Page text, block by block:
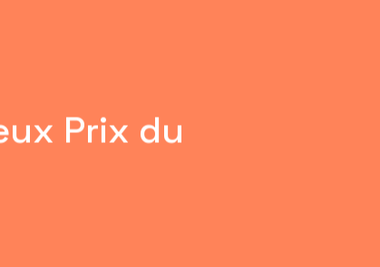
Prix du